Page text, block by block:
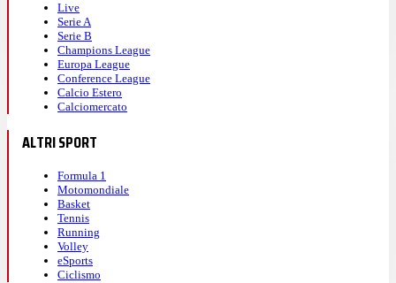
Live
Serie A
Serie B
Champions League
Europa League
Conference League
Calcio Estero
Calciomercato
ALTRI SPORT
Formula 1
Motomondiale
Basket
Tennis
Running
Volley
eSports
Ciclismo